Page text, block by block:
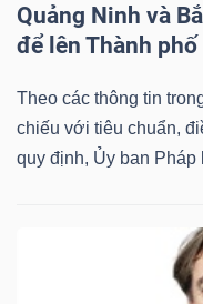
Quảng Ninh và
để lên Thành phố
Theo các thông tin
chiếu với tiêu chuẩn,
quy định, Ủy ban Pháp
liệu
tài
chính